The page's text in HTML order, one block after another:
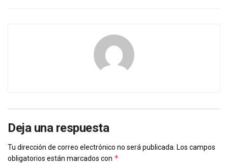
Deja una respuesta
Tu dirección de correo electrónico no será publicada. Los campos
obligatorios están marcados con *